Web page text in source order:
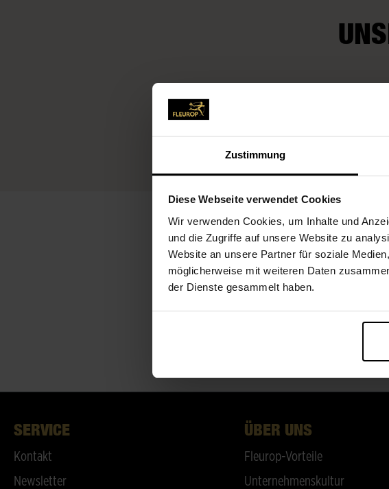
Zustimmung
Diese Webseite verwendet Cookies
Wir verwenden Cookies, um Inhalte und
und die Zugriffe auf unsere Website zu
Website an unsere Partner für soziale
möglicherweise mit weiteren Daten
der Dienste gesammelt haben.
SERVICE
Kontakt
Newsletter
ÜBER UNS
Fleurop-Vorteile
Unternehmenskultur